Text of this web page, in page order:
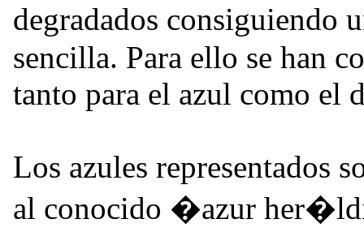
degradados
sencilla. Para ello se han
tanto para el azul como el
Los azules representados
al conocido �azur